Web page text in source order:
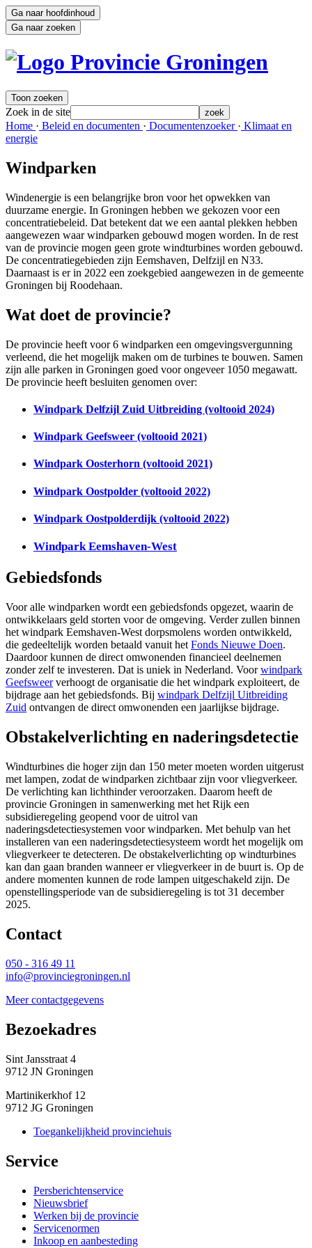
Ga naar hoofdinhoud
Ga naar zoeken
Toon zoeken
Zoek in de site zoek
Home · Beleid en documenten · Documentenzoeker · Klimaat en
energie
Windparken
Windenergie is een belangrijke bron voor het opwekken van
duurzame energie. In Groningen hebben we gekozen voor een
concentratiebeleid. Dat betekent dat we een aantal plekken hebben
aangewezen waar windparken gebouwd mogen worden. In de rest
van de provincie mogen geen grote windturbines worden gebouwd.
De concentratiegebieden zijn Eemshaven, Delfzijl en N33.
Daarnaast is er in 2022 een zoekgebied aangewezen in de gemeente
Groningen bij Roodehaan.
Wat doet de provincie?
De provincie heeft voor 6 windparken een omgevingsvergunning
verleend, die het mogelijk maken om de turbines te bouwen. Samen
zijn alle parken in Groningen goed voor ongeveer 1050 megawatt.
De provincie heeft besluiten genomen over:
Windpark Delfzijl Zuid Uitbreiding (voltooid 2024)
Windpark Geefsweer (voltooid 2021)
Windpark Oosterhorn (voltooid 2021)
Windpark Oostpolder (voltooid 2022)
Windpark Oostpolderdijk (voltooid 2022)
Windpark Eemshaven-West
Gebiedsfonds
Voor alle windparken wordt een gebiedsfonds opgezet, waarin de
ontwikkelaars geld storten voor de omgeving. Verder zullen binnen
het windpark Eemshaven-West dorpsmolens worden ontwikkeld,
die gedeeltelijk worden betaald vanuit het Fonds Nieuwe Doen.
Daardoor kunnen de direct omwonenden financieel deelnemen
zonder zelf te investeren. Dat is uniek in Nederland. Voorwindpark
Geefsweerverhoogt de organisatie die het windpark exploiteert, de
bijdrage aan het gebiedsfonds. Bij windpark Delfzijl Uitbreiding
Zuid ontvangen de direct omwonenden een jaarlijkse bijdrage.
Obstakelverlichting en naderingsdetectie
Windturbines die hoger zijn dan 150 meter moeten worden uitgerust
met lampen, zodat de windparken zichtbaar zijn voor vliegverkeer.
De verlichting kan lichthinder veroorzaken. Daarom heeft de
provincie Groningen in samenwerking met het Rijk een
subsidieregeling geopend voor de uitrol van
naderingsdetectiesystemen voor windparken. Met behulp van het
installeren van een naderingsdetectiesysteem wordt het mogelijk om
vliegverkeer te detecteren. De obstakelverlichting op windturbines
kan dan gaan branden wanneer er vliegverkeer in de buurt is. Op de
andere momenten kunnen de rode lampen uitgeschakeld zijn. De
openstellingsperiode van de subsidieregeling is tot 31 december
2025.
Contact
050 - 316 49 11
info@provinciegroningen.nl
Meer contactgegevens
Bezoekadres
Sint Jansstraat 4
9712 JN Groningen
Martinikerkhof 12
9712 JG Groningen
Toegankelijkheid provinciehuis
Service
Persberichtenservice
Nieuwsbrief
Werken bij de provincie
Servicenormen
Inkoop en aanbesteding